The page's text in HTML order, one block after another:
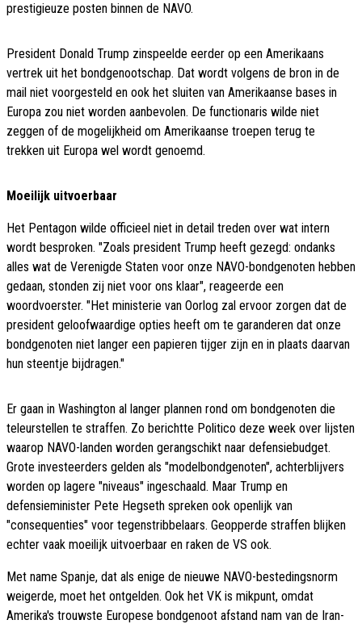
prestigieuze posten binnen de NAVO.
President Donald Trump zinspeelde eerder op een Amerikaans
vertrek uit het bondgenootschap. Dat wordt volgens de bron in de
mail niet voorgesteld en ook het sluiten van Amerikaanse bases in
Europa zou niet worden aanbevolen. De functionaris wilde niet
zeggen of de mogelijkheid om Amerikaanse troepen terug te
trekken uit Europa wel wordt genoemd.
Moeilijk uitvoerbaar
Het Pentagon wilde officieel niet in detail treden over wat intern
wordt besproken. "Zoals president Trump heeft gezegd: ondanks
alles wat de Verenigde Staten voor onze NAVO-bondgenoten hebben
gedaan, stonden zij niet voor ons klaar", reageerde een
woordvoerster. "Het ministerie van Oorlog zal ervoor zorgen dat de
president geloofwaardige opties heeft om te garanderen dat onze
bondgenoten niet langer een papieren tijger zijn en in plaats daarvan
hun steentje bijdragen."
Er gaan in Washington al langer plannen rond om bondgenoten die
teleurstellen te straffen. Zo berichtte Politico deze week over lijsten
waarop NAVO-landen worden gerangschikt naar defensiebudget.
Grote investeerders gelden als "modelbondgenoten", achterblijvers
worden op lagere "niveaus" ingeschaald. Maar Trump en
defensieminister Pete Hegseth spreken ook openlijk van
"consequenties" voor tegenstribbelaars. Geopperde straffen blijken
echter vaak moeilijk uitvoerbaar en raken de VS ook.
Met name Spanje, dat als enige de nieuwe NAVO-bestedingsnorm
weigerde, moet het ontgelden. Ook het VK is mikpunt, omdat
Amerika's trouwste Europese bondgenoot afstand nam van de Iran-